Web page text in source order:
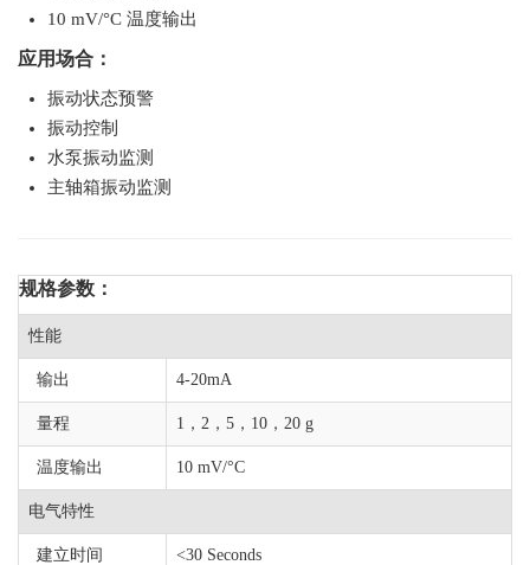
10 mV/°C 温度输出
应用场合：
振动状态预警
振动控制
水泵振动监测
主轴箱振动监测
规格参数：
性能
输出 4-20mA
量程 1，2，5，10，20 g
温度输出 10 mV/°C
电气特性
建立时间 <30 Seconds